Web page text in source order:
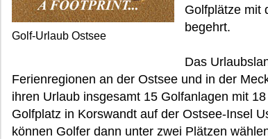
Golf-Urlaub Ostsee
Golfplätze mit
begehrt.
Das
Ferienregionen an der Ostsee und in der
ihren Urlaub insgesamt 15 Golfanlagen mit
Golfplatz in Korswandt auf der Ostsee-Insel
können Golfer dann unter zwei Plätzen